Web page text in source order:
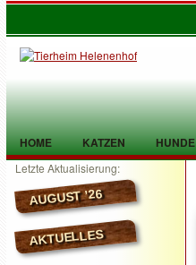
HOME KATZEN HUNDE
TIER GEFUNDEN KONTAKT
Letzte Aktualisierung:
AUGUST ’26
AKTUELLES